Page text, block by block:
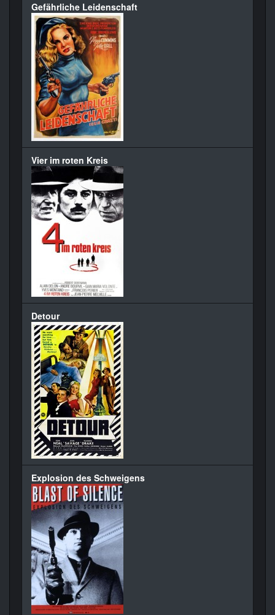
Gefährliche Leidenschaft
Vier im roten Kreis
Detour
Explosion des Schweigens